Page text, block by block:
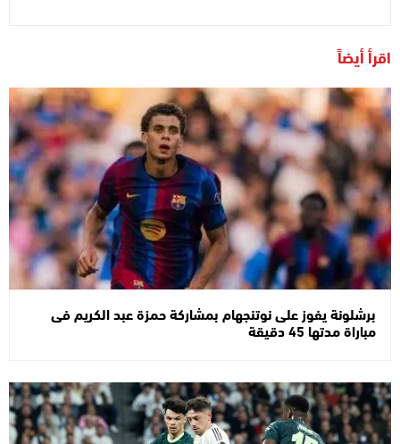
اقرأ أيضاً
برشلونة يفوز على نوتنجهام بمشاركة حمزة عبد الكريم فى
مباراة مدتها 45 دقيقة